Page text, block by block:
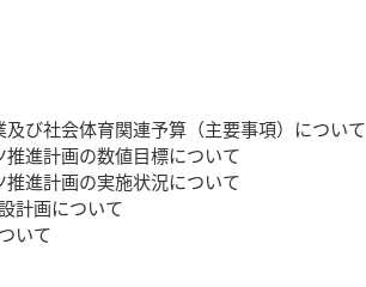
び社会体育関連予算（主要事項）について
進計画の数値目標について
進計画の実施状況について
計画について
いて